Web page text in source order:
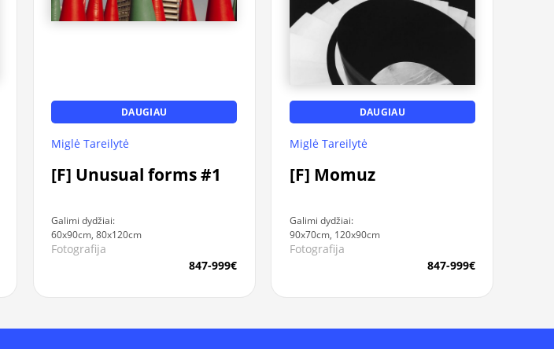
DAUGIAU
Miglė Tareilytė
[F] Unusual forms #1
Galimi dydžiai:
60x90cm, 80x120cm
Fotografija
847-999€
DAUGIAU
Miglė Tareilytė
[F] Momuz
Galimi dydžiai:
90x70cm, 120x90cm
Fotografija
847-999€